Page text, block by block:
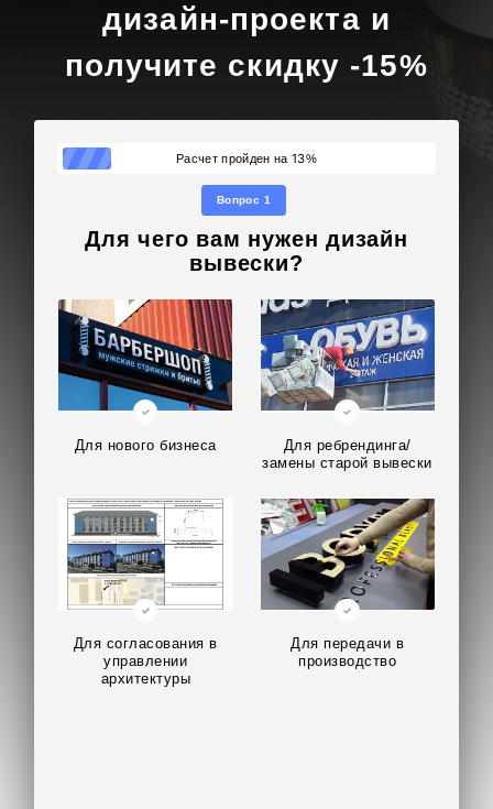
дизайн-проекта и
получите скидку -15%
Расчет пройден на 13%
Вопрос 1
Для чего вам нужен дизайн
вывески?
Для нового бизнеса
Для ребрендинга/
замены старой вывески
Для согласования в
управлении
архитектуры
Для передачи в
производство